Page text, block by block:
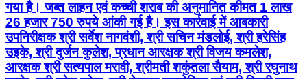
गया है। जब्त लाहन एवं कच्ची शराब की अनुमानित कीमत 1 लाख
26 हजार 750 रुपये आंकी गई है। इस कार्रवाई में आबकारी
उपनिरीक्षक श्री सर्वेश नागवंशी, श्री सचिन मंडलोई, श्री हरेसिंह
उइके, श्री दुर्जन कुलेश, प्रधान आरक्षक श्री विजय कमलेश,
आरक्षक श्री सत्यपाल मरावी, श्रीमती शकुंतला सैयाम, श्री रघुनाथ